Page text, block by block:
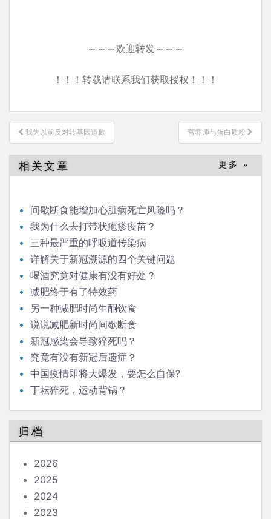
～～～欢迎转发～～～
！！！转载请联系我们获取授权！！！
文
章
导
航
我为以前反对转基因道歉 营养师与蛋白质粉
相关文章 更多 »
间歇断食能增加心脏病死亡风险吗？
我为什么去打带状疱疹疫苗？
三种最严重的呼吸道传染病
详解关于新冠溯源的四个关键问题
喝酒究竟对健康有没有好处？
减肥终于有了特效药
另一种减肥时尚生酮饮食
说说减肥新时尚间歇断食
新冠感染会导致猝死吗？
究竟有没有新冠后遗症？
中国疫情即将大爆发，要怎么自保?
丁耘猝死，运动背锅？
归档
2026
2025
2024
2023